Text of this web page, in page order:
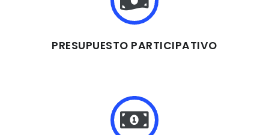
PRESUPUESTO PARTICIPATIVO